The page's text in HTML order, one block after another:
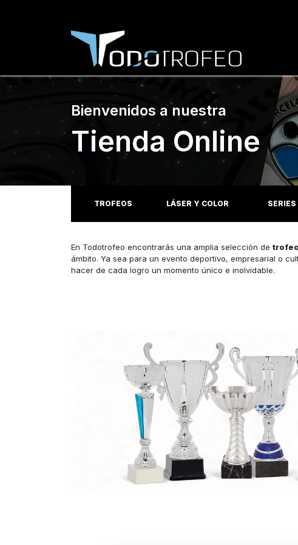
Bienvenidos a nuestra
Tienda Online
TROFEOS LÁSER Y COLOR SERIES
En Todotrofeo encontrarás una amplia selección de
ámbito. Ya sea para un evento deportivo, empresarial o
hacer de cada logro un momento único e inolvidable.